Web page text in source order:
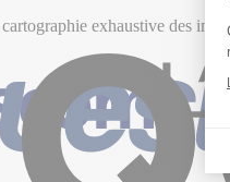
exhaustive des